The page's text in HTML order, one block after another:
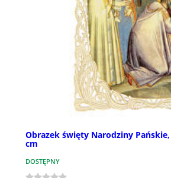
Obrazek święty Narodziny
cm
DOSTĘPNY